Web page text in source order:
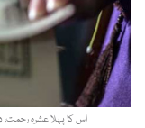
اس کا پہلا عشرہ رحمت،